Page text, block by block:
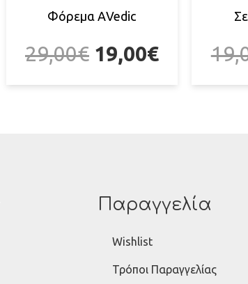
Φόρεμα ΑVedic
29,00€ 19,00€
Παραγγελία
Wishlist
Τρόποι Παραγγελίας